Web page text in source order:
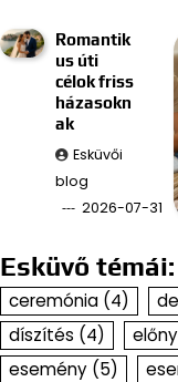
Romantik
us úti
célok friss
házasokn
ak
Esküvői
blog
2026-07-31
Esküvő témái:
ceremónia (4)
díszítés (4)
esemény (5)